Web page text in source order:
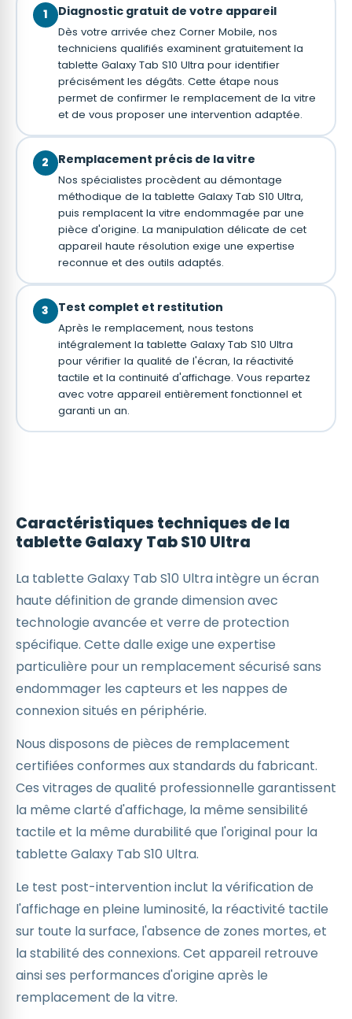
1 Diagnostic gratuit de votre appareil
Dès votre arrivée chez Corner Mobile, nos
techniciens qualifiés examinent gratuitement la
tablette Galaxy Tab S10 Ultra pour identifier
précisément les dégâts. Cette étape nous
permet de confirmer le remplacement de la vitre
et de vous proposer une intervention adaptée.
2 Remplacement précis de la vitre
Nos spécialistes procèdent au démontage
méthodique de la tablette Galaxy Tab S10 Ultra,
puis remplacent la vitre endommagée par une
pièce d'origine. La manipulation délicate de cet
appareil haute résolution exige une expertise
reconnue et des outils adaptés.
3 Test complet et restitution
Après le remplacement, nous testons
intégralement la tablette Galaxy Tab S10 Ultra
pour vérifier la qualité de l'écran, la réactivité
tactile et la continuité d'affichage. Vous repartez
avec votre appareil entièrement fonctionnel et
garanti un an.
Caractéristiques techniques de la
tablette Galaxy Tab S10 Ultra
La tablette Galaxy Tab S10 Ultra intègre un écran
haute définition de grande dimension avec
technologie avancée et verre de protection
spécifique. Cette dalle exige une expertise
particulière pour un remplacement sécurisé sans
endommager les capteurs et les nappes de
connexion situés en périphérie.
Nous disposons de pièces de remplacement
certifiées conformes aux standards du fabricant.
Ces vitrages de qualité professionnelle garantissent
la même clarté d'affichage, la même sensibilité
tactile et la même durabilité que l'original pour la
tablette Galaxy Tab S10 Ultra.
Le test post-intervention inclut la vérification de
l'affichage en pleine luminosité, la réactivité tactile
sur toute la surface, l'absence de zones mortes, et
la stabilité des connexions. Cet appareil retrouve
ainsi ses performances d'origine après le
remplacement de la vitre.